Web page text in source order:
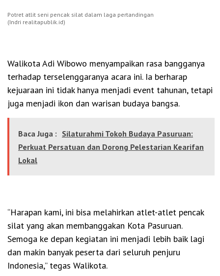
Potret atlit seni pencak silat dalam laga pertandingan
(Indri realitapublik.id)
Walikota Adi Wibowo menyampaikan rasa bangganya
terhadap terselenggaranya acara ini. Ia berharap
kejuaraan ini tidak hanya menjadi event tahunan, tetapi
juga menjadi ikon dan warisan budaya bangsa.
Baca Juga : Silaturahmi Tokoh Budaya Pasuruan:
Perkuat Persatuan dan Dorong Pelestarian Kearifan
Lokal
“Harapan kami, ini bisa melahirkan atlet-atlet pencak
silat yang akan membanggakan Kota Pasuruan.
Semoga ke depan kegiatan ini menjadi lebih baik lagi
dan makin banyak peserta dari seluruh penjuru
Indonesia,” tegas Walikota.